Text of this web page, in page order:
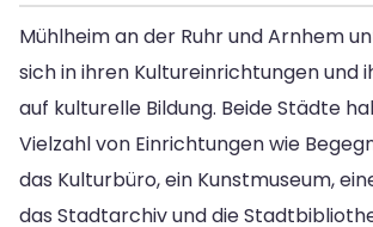
Mühlheim an der Ruhr und Arnhem
sich in ihren Kultureinrichtungen und
auf kulturelle Bildung. Beide Städte
Vielzahl von Einrichtungen wie
das Kulturbüro, ein Kunstmuseum,
das Stadtarchiv und die